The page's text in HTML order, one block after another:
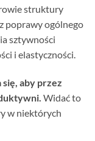
struktury
poprawy ogólnego
sztywności
i elastyczności.
aby przez
Widać to
w niektórych